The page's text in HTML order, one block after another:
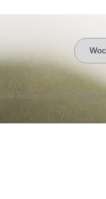
Felder sind mit *